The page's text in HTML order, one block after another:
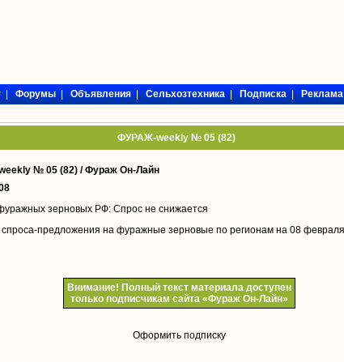
|Форумы|Объявления|Сельхозтехника|Подписка|Реклама
ФУРАЖ-weekly № 05 (82)
№ 05 (82) /Фураж Он-Лайн
зерновых РФ: Спрос не снижается
спроса-предложения на фуражные зерновые по регионам на 08 февраля
Внимание! Полный текст материала доступен
только подписчикам сайта «Фураж Он-Лайн»
Оформить подписку